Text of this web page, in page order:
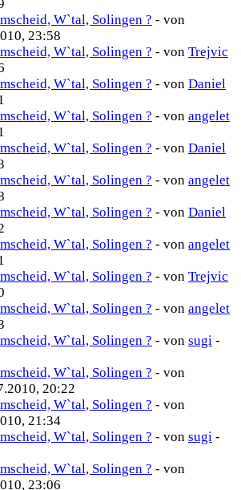
W`tal, Solingen ? - von
23:58
W`tal, Solingen ? - von Trejvic
W`tal, Solingen ? - von Daniel
W`tal, Solingen ? - von angelet
W`tal, Solingen ? - von Daniel
W`tal, Solingen ? - von angelet
W`tal, Solingen ? - von Daniel
W`tal, Solingen ? - von angelet
W`tal, Solingen ? - von Trejvic
W`tal, Solingen ? - von angelet
W`tal, Solingen ? - von sugi -
W`tal, Solingen ? - von
20:22
W`tal, Solingen ? - von
21:34
W`tal, Solingen ? - von sugi -
W`tal, Solingen ? - von
23:06